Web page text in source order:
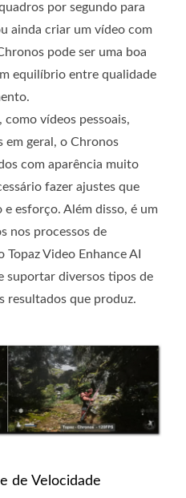
por segundo para
ainda criar um vídeo com
pode ser uma boa
equilíbrio entre qualidade
vídeos pessoais,
em geral, o Chronos
com aparência muito
fazer ajustes que
esforço. Além disso, é um
nos processos de
Video Enhance AI
suportar diversos tipos de
resultados que produz.
de Velocidade